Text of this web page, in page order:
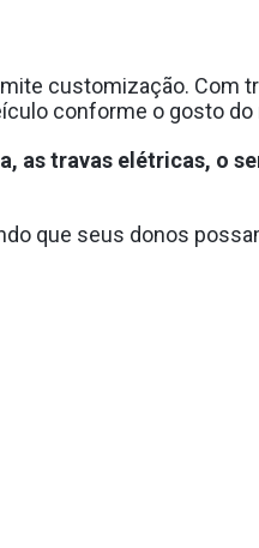
customização. Com
conforme o gosto
as travas elétricas, o
que seus donos